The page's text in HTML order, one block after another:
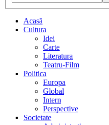
Acasă
Cultura
Idei
Carte
Literatura
Teatru-Film
Politica
Europa
Global
Intern
Perspective
Societate